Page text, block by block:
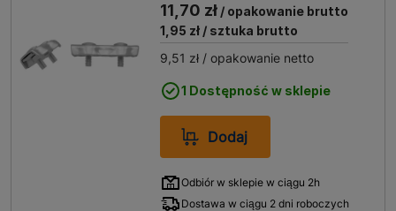
11,70 zł / opakowanie brutto
1,95 zł / sztuka brutto
9,51 zł / opakowanie netto
1 Dostępność w sklepie
Dodaj
Odbiór w sklepie w ciągu 2h
Dostawa w ciągu 2 dni roboczych